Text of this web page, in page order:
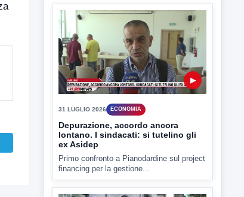
▶
31 LUGLIO 2026 ECONOMIA
Depurazione, accordo ancora
lontano. I sindacati: si tutelino gli
ex Asidep
Primo confronto a Pianodardine sul project
financing per la gestione...